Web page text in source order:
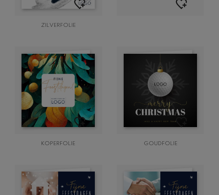
ZILVERFOLIE
KOPERFOLIE GOUDFOLIE